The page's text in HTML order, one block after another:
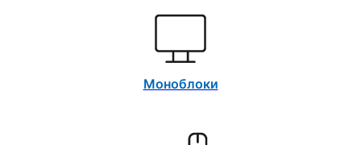
Моноблоки